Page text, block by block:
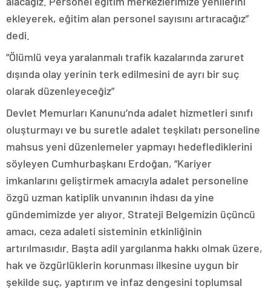
ekleyerek, eğitim alan personel sayısını artıracağız”
dedi.
“Ölümlü veya yaralanmalı trafik kazalarında zaruret
dışında olay yerinin terk edilmesini de ayrı bir suç
olarak düzenleyeceğiz”
Devlet Memurları Kanunu’nda adalet hizmetleri sınıfı
oluşturmayı ve bu suretle adalet teşkilatı personeline
mahsus yeni düzenlemeler yapmayı hedeflediklerini
söyleyen Cumhurbaşkanı Erdoğan, “Kariyer
imkanlarını geliştirmek amacıyla adalet personeline
özgü uzman katiplik unvanının ihdası da yine
gündemimizde yer alıyor. Strateji Belgemizin üçüncü
amacı, ceza adaleti sisteminin etkinliğinin
artırılmasıdır. Başta adil yargılanma hakkı olmak üzere,
hak ve özgürlüklerin korunması ilkesine uygun bir
şekilde suç, yaptırım ve infaz dengesini toplumsal